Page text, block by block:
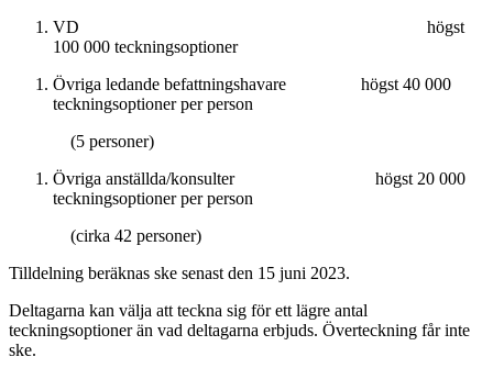
VD högst
100 000 teckningsoptioner
Övriga ledande befattningshavare högst 40 000
teckningsoptioner per person
(5 personer)
Övriga anställda/konsulter högst 20 000
teckningsoptioner per person
(cirka 42 personer)
Tilldelning beräknas ske senast den 15 juni 2023.
Deltagarna kan välja att teckna sig för ett lägre antal
teckningsoptioner än vad deltagarna erbjuds. Överteckning får inte
ske.